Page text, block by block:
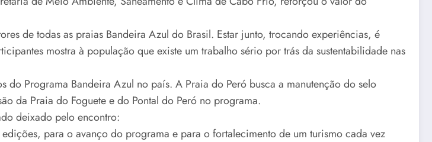
de todas as praias Bandeira Azul do Brasil. Estar junto, trocando experiências, é
mostra à população que existe um trabalho sério por trás da sustentabilidade nas
Programa Bandeira Azul no país. A Praia do Peró busca a manutenção do selo
da Praia do Foguete e do Pontal do Peró no programa.
deixado pelo encontro:
para o avanço do programa e para o fortalecimento de um turismo cada vez